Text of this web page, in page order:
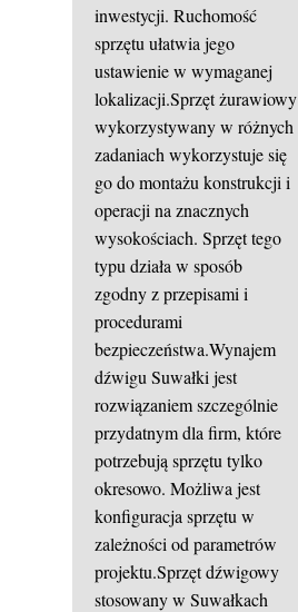
inwestycji. Ruchomość
sprzętu ułatwia jego
ustawienie w wymaganej
lokalizacji.Sprzęt żurawiowy
wykorzystywany w różnych
zadaniach wykorzystuje się
go do montażu konstrukcji i
operacji na znacznych
wysokościach. Sprzęt tego
typu działa w sposób
zgodny z przepisami i
procedurami
bezpieczeństwa.Wynajem
dźwigu Suwałki jest
rozwiązaniem szczególnie
przydatnym dla firm, które
potrzebują sprzętu tylko
okresowo. Możliwa jest
konfiguracja sprzętu w
zależności od parametrów
projektu.Sprzęt dźwigowy
stosowany w Suwałkach